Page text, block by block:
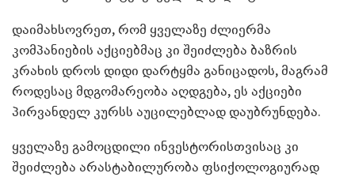
დაიმახსოვრეთ, რომ ყველაზე ძლიერმა
კომპანიების აქციებმაც კი შეიძლება ბაზრის
კრახის დროს დიდი დარტყმა განიცადოს, მაგრამ
როდესაც მდგომარეობა აღდგება, ეს აქციები
პირვანდელ კურსს აუცილებლად დაუბრუნდება.
ყველაზე გამოცდილი ინვესტორისთვისაც კი
შეიძლება არასტაბილურობა ფსიქოლოგიურად